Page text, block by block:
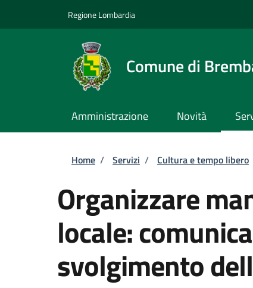
Regione Lombardia
Comune di
Amministrazione Novità
Briciole di pane
Home / Servizi / Cultura e tempo libero
Organizzare
locale:
svolgimento